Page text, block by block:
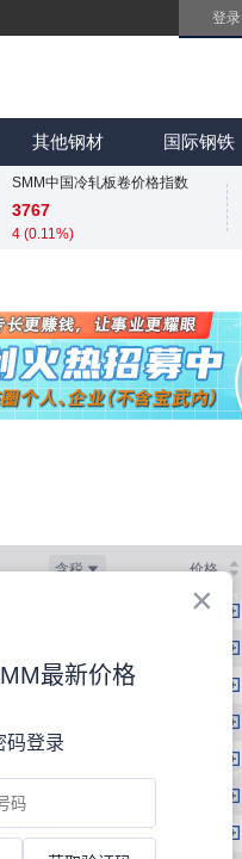
登录
其他钢材 国际钢铁
4066.7
SMM中国冷轧板卷价格指数
3767
4 (0.11%)
SMM中国冷轧板卷价格指数
3767
4 (0.11%)
SMM中国镀锌板卷价格指数
含税 价格
3490
是
是